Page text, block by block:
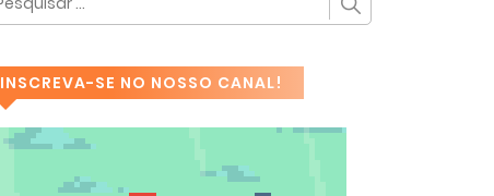
INSCREVA-SE NO NOSSO CANAL!